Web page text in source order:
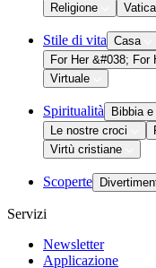
Religione
Stile di vita Casa
For Her &#038; For
Virtuale
Spiritualità Bibbia
Le nostre croci
Virtù cristiane
Scoperte
Servizi
Newsletter
Applicazione